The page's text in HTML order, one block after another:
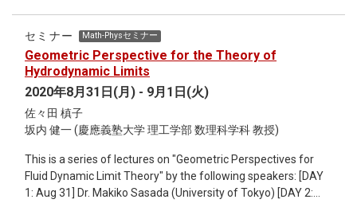
セミナー Math-Physセミナー
Geometric Perspective for the Theory of
Hydrodynamic Limits
2020年8月31日(月) - 9月1日(火)
佐々田 槙子
坂内 健一 (慶應義塾大学 理工学部 数理科学科 教授)
This is a series of lectures on "Geometric Perspectives for
Fluid Dynamic Limit Theory" by the following speakers: [DAY
1: Aug 31] Dr. Makiko Sasada (University of Tokyo) [DAY 2: